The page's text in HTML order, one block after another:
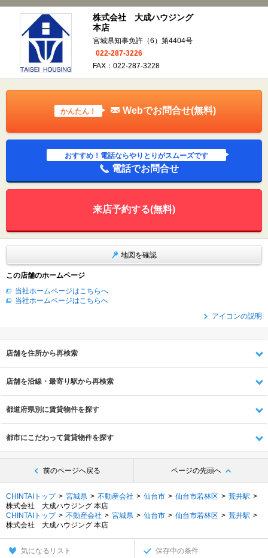
株式会社 大成ハウジング
本店
宮城県知事免許（6）第4404号
022-287-3226
FAX：022-287-3228
かんたん！ Webでお問合せ(無料)
おすすめ！電話ならやりとりがスムーズです
電話でお問合せ
来店予約する(無料)
地図を確認
この店舗のホームページ
当社ホームページはこちらへ
当社ホームページはこちらへ
アイコンの説明
店舗を住所から再検索
店舗を沿線・最寄り駅から再検索
都道府県別に賃貸物件を探す
都市にこだわって賃貸物件を探す
前のページへ戻る ページの先頭へ
CHINTAIトップ 宮城県 不動産会社 仙台市 仙台市若林区
荒井駅
株式会社 大成ハウジング 本店
CHINTAIトップ
不動産会社 宮城県 仙台市 仙台市若林区
荒井駅
株式会社 大成ハウジング 本店
気になるリスト 保存中の条件